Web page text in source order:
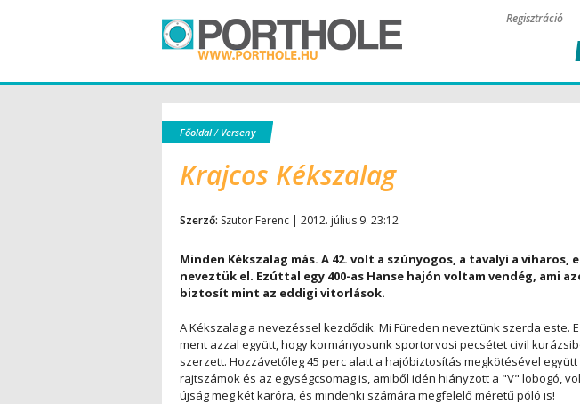
Regisztráció
Főoldal/ Verseny
Krajcos Kékszalag
Szerző: Szutor Ferenc | 2012. július 9. 23:12
Minden Kékszalag más. A 42. volt a szúnyogos, a tavalyi a viharos,
neveztük el. Ezúttal egy 400-as Hanse hajón voltam vendég, ami
biztosít mint az eddigi vitorlások.
A Kékszalag a nevezéssel kezdődik. Mi Füreden neveztünk szerda este.
ment azzal együtt, hogy kormányosunk sportorvosi pecsétet civil
szerzett. Hozzávetőleg 45 perc alatt a hajóbiztosítás megkötésével
rajtszámok és az egységcsomag is, amiből idén hiányzott a "V" lobogó,
újság meg két karóra, és mindenki számára megfelelő méretű póló is!